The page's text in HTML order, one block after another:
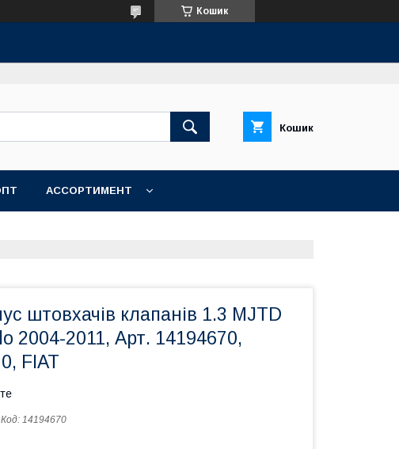
Кошик
Кошик
АССОРТИМЕНТ
штовхачів клапанів 1.3 MJTD
2004-2011, Арт. 14194670,
FIAT
Код: 14194670